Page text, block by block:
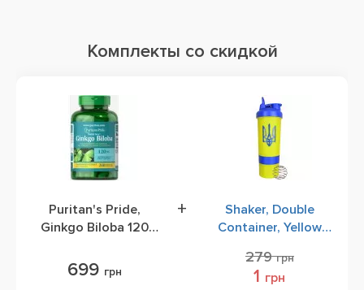
Комплекты со скидкой
Puritan's Pride,
Ginkgo Biloba 120
200 Rapid Release
Capsules
699 грн
+
Shaker, Double
Container, Yellow
279грн
1 грн